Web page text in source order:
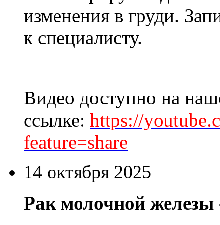
изменения в груди.
к специалисту.
Видео доступно на
ссылке: https://
feature=share
14 октября 2025
Рак молочной железы